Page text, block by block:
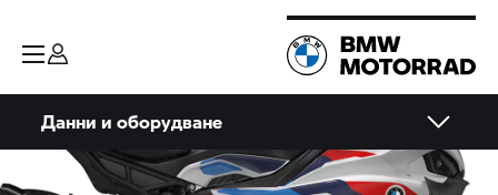
Данни и оборудване